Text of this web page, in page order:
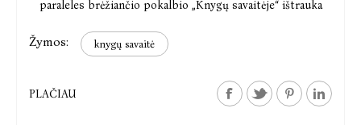
paraleles brėžiančio pokalbio „Knygų savaitėje“ ištrauka
Žymos: knygų savaitė
PLAČIAU